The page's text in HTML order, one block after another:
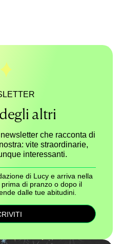
altri
che racconta di
vite straordinarie,
interessanti.
di Lucy e arriva nella
di pranzo o dopo il
dalle tue abitudini.